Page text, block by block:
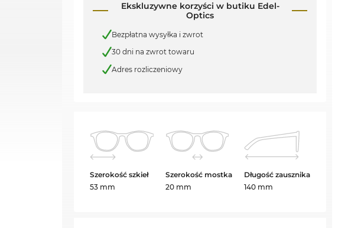
Ekskluzywne korzyści w butiku Edel-
Optics
Bezpłatna wysyłka i zwrot
30 dni na zwrot towaru
Adres rozliczeniowy
Szerokość szkieł
53 mm
Szerokość mostka
20 mm
Długość zausznika
140 mm